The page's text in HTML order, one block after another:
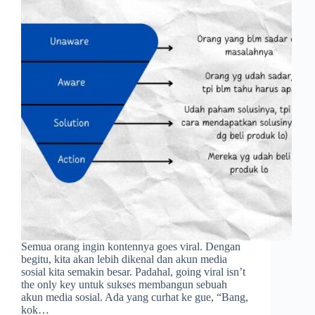
Semua orang ingin kontennya goes viral. Dengan
begitu, kita akan lebih dikenal dan akun media
sosial kita semakin besar. Padahal, going viral isn’t
the only key untuk sukses membangun sebuah
akun media sosial. Ada yang curhat ke gue, “Bang,
kok…